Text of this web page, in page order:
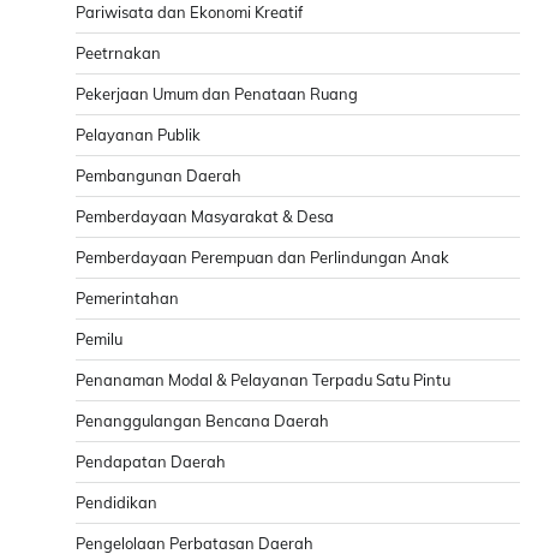
Pariwisata dan Ekonomi Kreatif
Peetrnakan
Pekerjaan Umum dan Penataan Ruang
Pelayanan Publik
Pembangunan Daerah
Pemberdayaan Masyarakat & Desa
Pemberdayaan Perempuan dan Perlindungan Anak
Pemerintahan
Pemilu
Penanaman Modal & Pelayanan Terpadu Satu Pintu
Penanggulangan Bencana Daerah
Pendapatan Daerah
Pendidikan
Pengelolaan Perbatasan Daerah